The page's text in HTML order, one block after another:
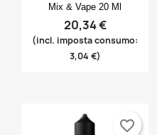
Mix & Vape 20 Ml
20,34 €
(incl. imposta consumo:
3,04 €)
favorite_border